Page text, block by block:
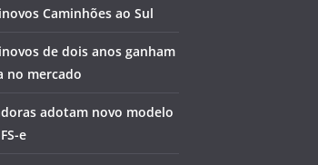
Caminhões ao Sul
de dois anos ganham
no mercado
adotam novo modelo
e